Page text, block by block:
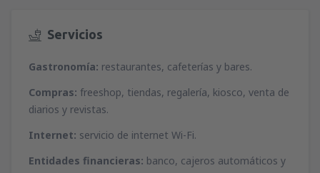
Servicios
Gastronomía: restaurantes, cafeterías y bares.
Compras: freeshop, tiendas, regalería, kiosco, venta de
diarios y revistas.
Internet: servicio de internet Wi-Fi.
Entidades financieras: banco, cajeros automáticos y